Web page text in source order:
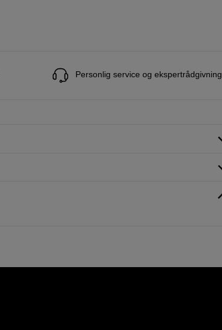
Personlig service og ekspertrådgivning